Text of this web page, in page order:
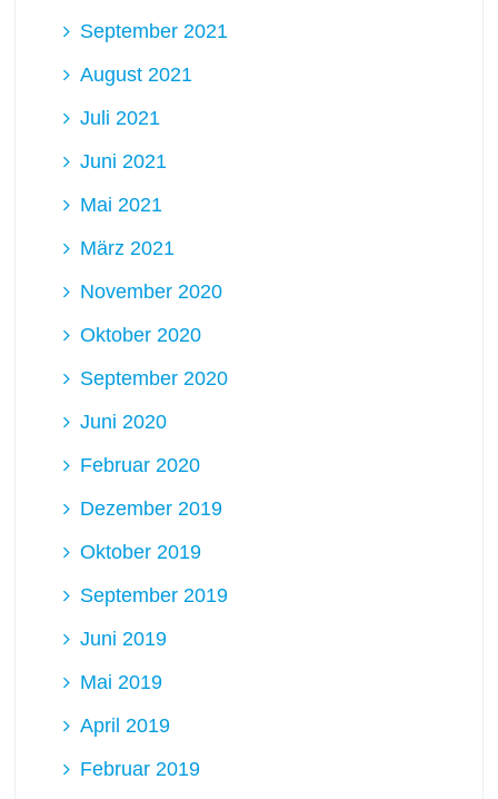
September 2021
August 2021
Juli 2021
Juni 2021
Mai 2021
März 2021
November 2020
Oktober 2020
September 2020
Juni 2020
Februar 2020
Dezember 2019
Oktober 2019
September 2019
Juni 2019
Mai 2019
April 2019
Februar 2019